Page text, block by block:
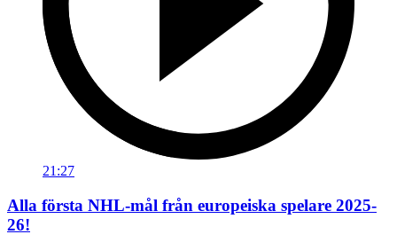
21:27
Alla första NHL-mål från europeiska spelare 2025-
26!